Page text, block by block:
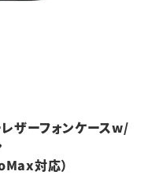
ザーフォンケースw/
対応）